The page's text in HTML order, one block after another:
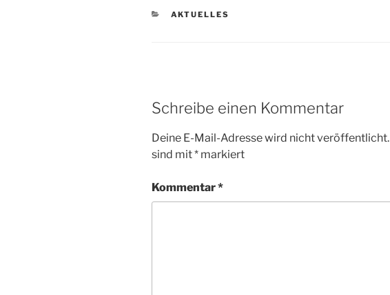
KATEGORIEN
AKTUELLES
Schreibe einen Kommentar
Deine E-Mail-Adresse wird nicht veröffentlicht.
sind mit* markiert
Kommentar*